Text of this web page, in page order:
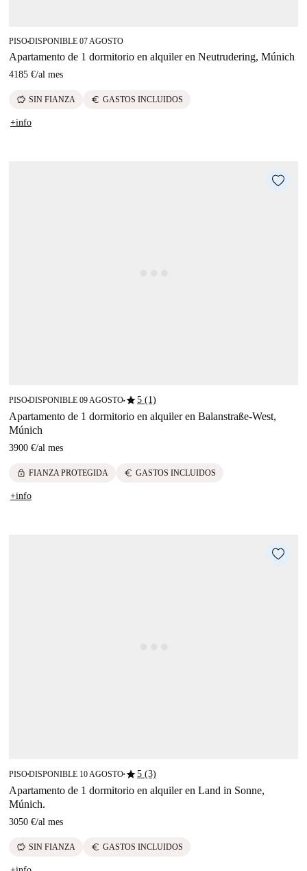
PISO■DISPONIBLE 07 AGOSTO
Apartamento de 1 dormitorio en alquiler en Neutrudering, Múnich
4185 €/al mes
savings SIN FIANZA euro GASTOS INCLUIDOS
+info
PISO■DISPONIBLE 09 AGOSTO■star5 (1)
Apartamento de 1 dormitorio en alquiler en Balanstraße-West,
Múnich
3900 €/al mes
lock FIANZA PROTEGIDA euro GASTOS INCLUIDOS
+info
PISO■DISPONIBLE 10 AGOSTO■star5 (3)
Apartamento de 1 dormitorio en alquiler en Land in Sonne,
Múnich.
3050 €/al mes
savings SIN FIANZA euro GASTOS INCLUIDOS